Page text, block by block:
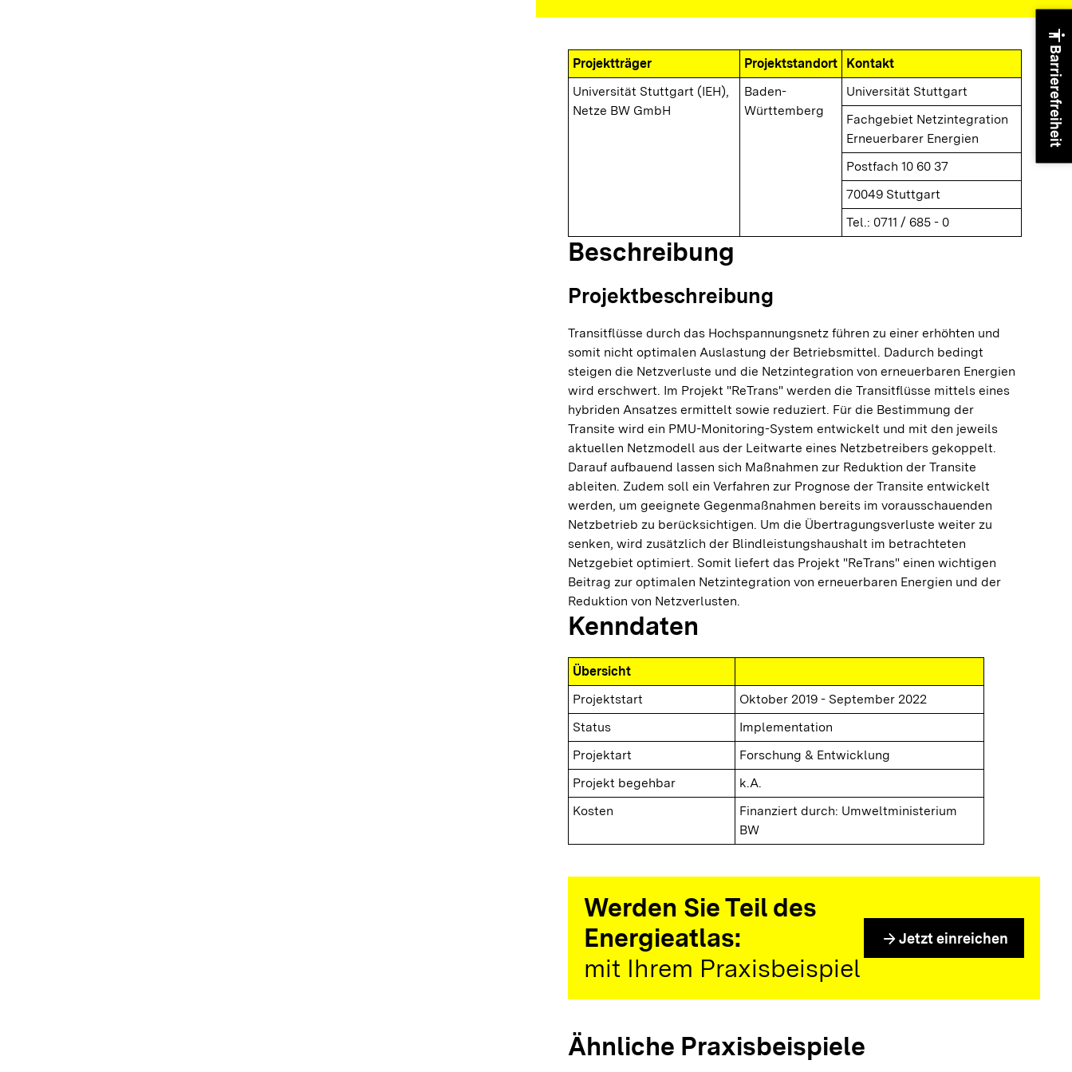
Projektträger Projektstandort
Kontakt
Universität Stuttgart (IEH),
Netze BW GmbH
Baden-
Württemberg
Universität Stuttgart
Fachgebiet Netzintegration
Erneuerbarer Energien
Postfach 10 60 37
70049 Stuttgart
Tel.: 0711 / 685 - 0
Beschreibung
Projektbeschreibung
Transitflüsse durch das Hochspannungsnetz führen zu einer erhöhten und
somit nicht optimalen Auslastung der Betriebsmittel. Dadurch bedingt
steigen die Netzverluste und die Netzintegration von erneuerbaren Energien
wird erschwert. Im Projekt "ReTrans" werden die Transitflüsse mittels eines
hybriden Ansatzes ermittelt sowie reduziert. Für die Bestimmung der
Transite wird ein PMU-Monitoring-System entwickelt und mit den jeweils
aktuellen Netzmodell aus der Leitwarte eines Netzbetreibers gekoppelt.
Darauf aufbauend lassen sich Maßnahmen zur Reduktion der Transite
ableiten. Zudem soll ein Verfahren zur Prognose der Transite entwickelt
werden, um geeignete Gegenmaßnahmen bereits im vorausschauenden
Netzbetrieb zu berücksichtigen. Um die Übertragungsverluste weiter zu
senken, wird zusätzlich der Blindleistungshaushalt im betrachteten
Netzgebiet optimiert. Somit liefert das Projekt "ReTrans" einen wichtigen
Beitrag zur optimalen Netzintegration von erneuerbaren Energien und der
Reduktion von Netzverlusten.
Kenndaten
Übersicht
Projektstart
Oktober 2019 - September 2022
Status
Implementation
Projektart
Forschung & Entwicklung
Projekt begehbar
k.A.
Kosten
Finanziert durch: Umweltministerium
BW
Werden Sie Teil des
Energieatlas:
mit Ihrem Praxisbeispiel
arrow_forward Jetzt einreichen
Ähnliche Praxisbeispiele
accessibility
Barrierefreiheit